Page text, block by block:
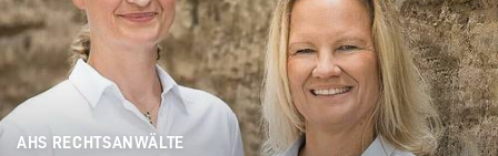
E-Mail-Kontakt
info@ahs-kanzlei.de
AHS RECHTSANWÄLTE